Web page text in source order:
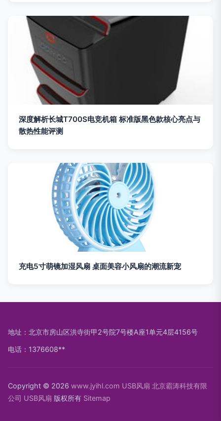
深度解析长城T700S电竞机箱 标准版黑色款核心亮点与
散热性能评测
充电5寸萌镜加湿风扇 桌面美容小风扇的潮流新宠
地址：北京市房山区洪寺街甲2号院7号楼A座1单元4层4156号
电话：1376608**
Copyright © 2026 www.jyihl.com USB风扇 北京霸涛科技有限
公司 USB风扇 版权所有 Sitemap